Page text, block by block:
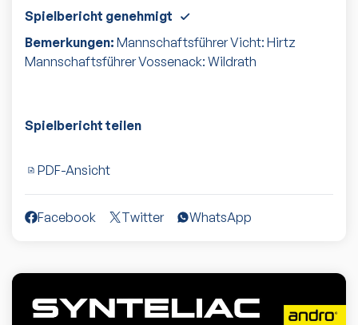
Spielbericht genehmigt
Bemerkungen: Mannschaftsführer Vicht: Hirtz
Mannschaftsführer Vossenack: Wildrath
Spielbericht teilen
PDF-Ansicht
Facebook Twitter WhatsApp